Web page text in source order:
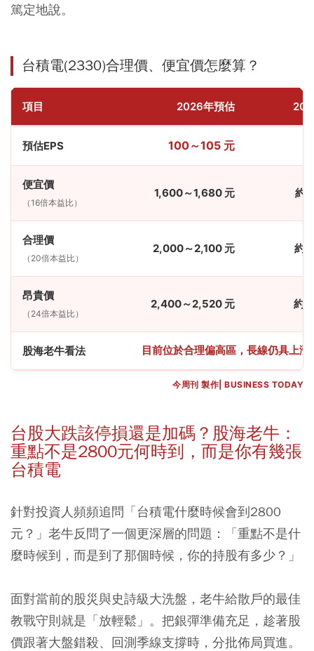
篤定地說。
台積電(2330)合理價、便宜價怎麼算？
項目 2026年預估
預估EPS 100～105 元
便宜價
（16倍本益比）
1,600～1,680 元 約
合理價
（20倍本益比）
2,000～2,100 元 約
昂貴價
（24倍本益比）
2,400～2,520 元 約
股海老牛看法 目前位於合理偏高區，長線仍具上漲
今周刊 製作| BUSINESS TODAY
台股大跌該停損還是加碼？股海老牛：
重點不是2800元何時到，而是你有幾張
台積電
針對投資人頻頻追問「台積電什麼時候會到2800
元？」老牛反問了一個更深層的問題：「重點不是什
麼時候到，而是到了那個時候，你的持股有多少？」
面對當前的股災與史詩級大洗盤，老牛給散戶的最佳
教戰守則就是「放輕鬆」。把銀彈準備充足，趁著股
價跟著大盤錯殺、回測季線支撐時，分批佈局買進。